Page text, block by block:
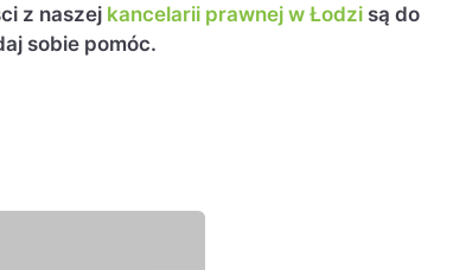
z naszej kancelarii prawnej w Łodzi są do
sobie pomóc.